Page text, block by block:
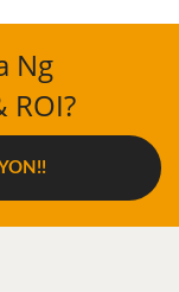
Ng
ROI?